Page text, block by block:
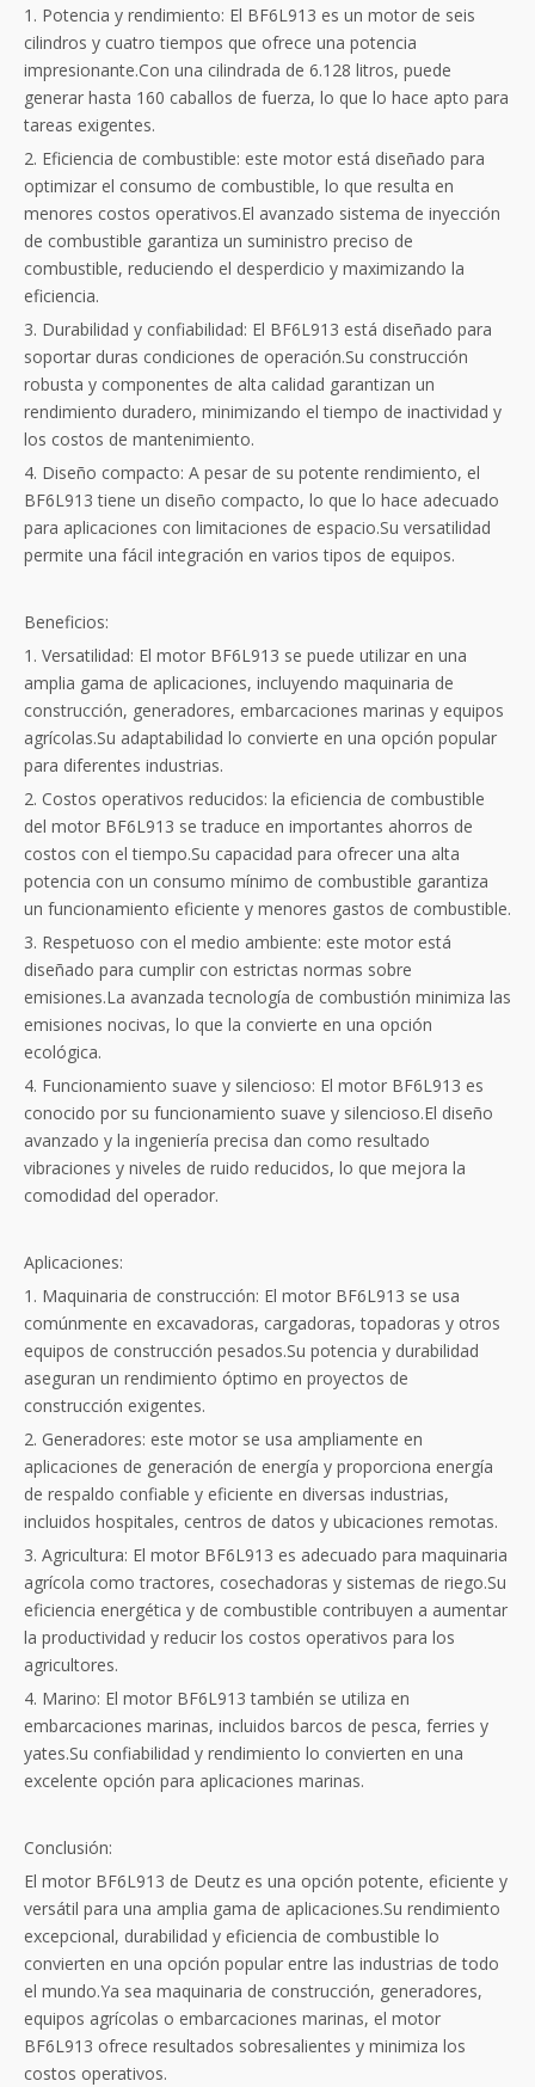
1. Potencia y rendimiento: El BF6L913 es un motor de seis
cilindros y cuatro tiempos que ofrece una potencia
impresionante.Con una cilindrada de 6.128 litros, puede
generar hasta 160 caballos de fuerza, lo que lo hace apto para
tareas exigentes.
2. Eficiencia de combustible: este motor está diseñado para
optimizar el consumo de combustible, lo que resulta en
menores costos operativos.El avanzado sistema de inyección
de combustible garantiza un suministro preciso de
combustible, reduciendo el desperdicio y maximizando la
eficiencia.
3. Durabilidad y confiabilidad: El BF6L913 está diseñado para
soportar duras condiciones de operación.Su construcción
robusta y componentes de alta calidad garantizan un
rendimiento duradero, minimizando el tiempo de inactividad y
los costos de mantenimiento.
4. Diseño compacto: A pesar de su potente rendimiento, el
BF6L913 tiene un diseño compacto, lo que lo hace adecuado
para aplicaciones con limitaciones de espacio.Su versatilidad
permite una fácil integración en varios tipos de equipos.
Beneficios:
1. Versatilidad: El motor BF6L913 se puede utilizar en una
amplia gama de aplicaciones, incluyendo maquinaria de
construcción, generadores, embarcaciones marinas y equipos
agrícolas.Su adaptabilidad lo convierte en una opción popular
para diferentes industrias.
2. Costos operativos reducidos: la eficiencia de combustible
del motor BF6L913 se traduce en importantes ahorros de
costos con el tiempo.Su capacidad para ofrecer una alta
potencia con un consumo mínimo de combustible garantiza
un funcionamiento eficiente y menores gastos de combustible.
3. Respetuoso con el medio ambiente: este motor está
diseñado para cumplir con estrictas normas sobre
emisiones.La avanzada tecnología de combustión minimiza las
emisiones nocivas, lo que la convierte en una opción
ecológica.
4. Funcionamiento suave y silencioso: El motor BF6L913 es
conocido por su funcionamiento suave y silencioso.El diseño
avanzado y la ingeniería precisa dan como resultado
vibraciones y niveles de ruido reducidos, lo que mejora la
comodidad del operador.
Aplicaciones:
1. Maquinaria de construcción: El motor BF6L913 se usa
comúnmente en excavadoras, cargadoras, topadoras y otros
equipos de construcción pesados.Su potencia y durabilidad
aseguran un rendimiento óptimo en proyectos de
construcción exigentes.
2. Generadores: este motor se usa ampliamente en
aplicaciones de generación de energía y proporciona energía
de respaldo confiable y eficiente en diversas industrias,
incluidos hospitales, centros de datos y ubicaciones remotas.
3. Agricultura: El motor BF6L913 es adecuado para maquinaria
agrícola como tractores, cosechadoras y sistemas de riego.Su
eficiencia energética y de combustible contribuyen a aumentar
la productividad y reducir los costos operativos para los
agricultores.
4. Marino: El motor BF6L913 también se utiliza en
embarcaciones marinas, incluidos barcos de pesca, ferries y
yates.Su confiabilidad y rendimiento lo convierten en una
excelente opción para aplicaciones marinas.
Conclusión:
El motor BF6L913 de Deutz es una opción potente, eficiente y
versátil para una amplia gama de aplicaciones.Su rendimiento
excepcional, durabilidad y eficiencia de combustible lo
convierten en una opción popular entre las industrias de todo
el mundo.Ya sea maquinaria de construcción, generadores,
equipos agrícolas o embarcaciones marinas, el motor
BF6L913 ofrece resultados sobresalientes y minimiza los
costos operativos.